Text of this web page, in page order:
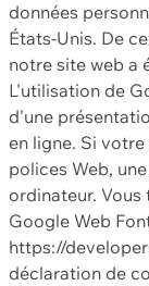
données
États-Unis. De
notre site web a
L'utilisation de
d'une
en ligne. Si
polices Web,
ordinateur.
Google Web
https://
déclaration de